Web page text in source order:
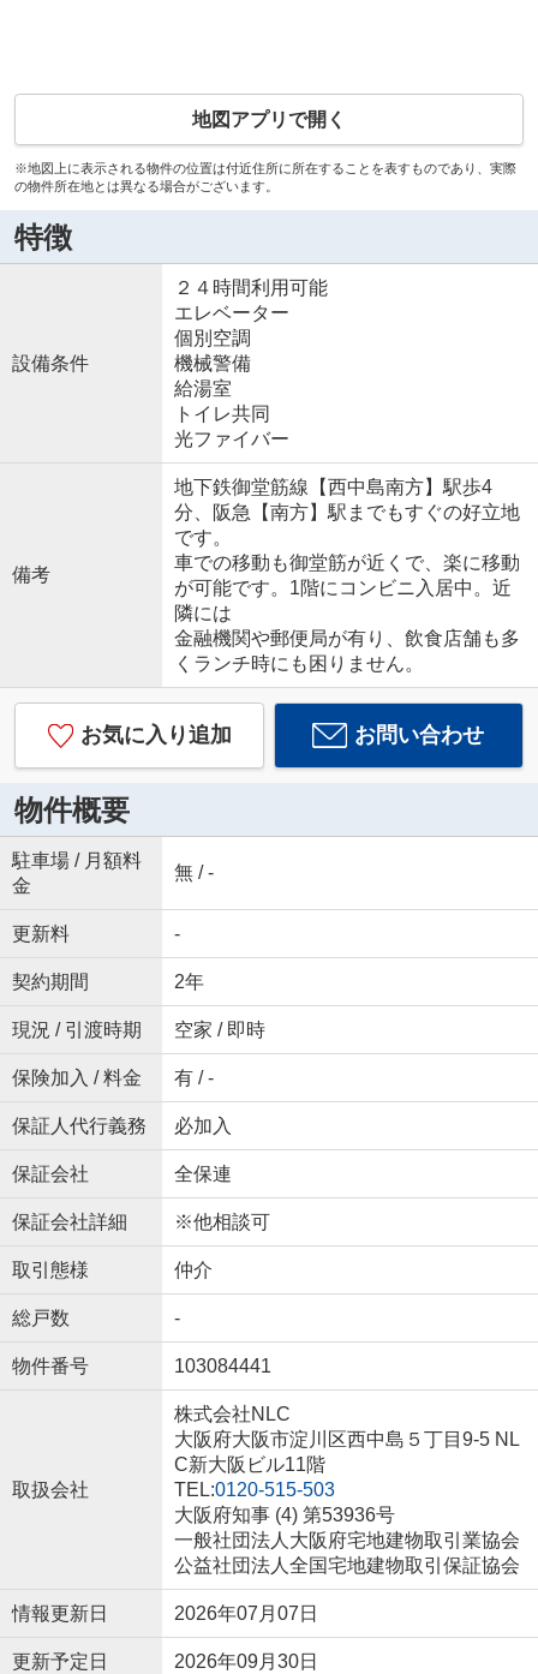
地図アプリで開く
※地図上に表示される物件の位置は付近住所に所在することを表すものであり、実際
の物件所在地とは異なる場合がございます。
特徴
設備条件
２４時間利用可能
エレベーター
個別空調
機械警備
給湯室
トイレ共同
光ファイバー
備考
地下鉄御堂筋線【西中島南方】駅歩4
分、阪急【南方】駅までもすぐの好立地
です。
車での移動も御堂筋が近くで、楽に移動
が可能です。1階にコンビニ入居中。近
隣には
金融機関や郵便局が有り、飲食店舗も多
くランチ時にも困りません。
お気に入り追加 お問い合わせ
物件概要
駐車場 / 月額料
金
無 / -
更新料 -
契約期間 2年
現況 / 引渡時期 空家 / 即時
保険加入 / 料金 有 / -
保証人代行義務 必加入
保証会社 全保連
保証会社詳細 ※他相談可
取引態様 仲介
総戸数 -
物件番号 103084441
取扱会社
株式会社NLC
大阪府大阪市淀川区西中島５丁目9-5 NL
C新大阪ビル11階
TEL:0120-515-503
大阪府知事 (4) 第53936号
一般社団法人大阪府宅地建物取引業協会
公益社団法人全国宅地建物取引保証協会
情報更新日 2026年07月07日
更新予定日 2026年09月30日